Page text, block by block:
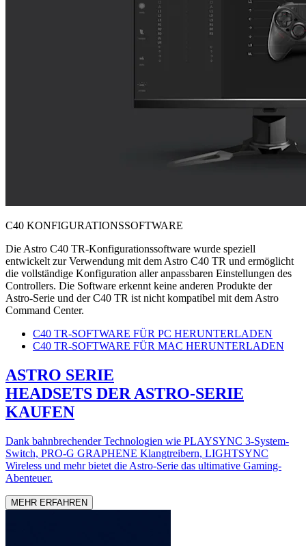
C40 KONFIGURATIONSSOFTWARE
Die Astro C40 TR-Konfigurationssoftware wurde speziell
entwickelt zur Verwendung mit dem Astro C40 TR und ermöglicht
die vollständige Konfiguration aller anpassbaren Einstellungen des
Controllers. Die Software erkennt keine anderen Produkte der
Astro-Serie und der C40 TR ist nicht kompatibel mit dem Astro
Command Center.
C40 TR-SOFTWARE FÜR PC HERUNTERLADEN
C40 TR-SOFTWARE FÜR MAC HERUNTERLADEN
ASTRO SERIE
HEADSETS DER ASTRO-SERIE
KAUFEN
Dank bahnbrechender Technologien wie PLAYSYNC 3-System-
Switch, PRO-G GRAPHENE Klangtreibern, LIGHTSYNC
Wireless und mehr bietet die Astro-Serie das ultimative Gaming-
Abenteuer.
MEHR ERFAHREN